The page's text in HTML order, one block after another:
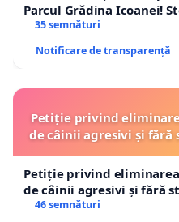
Parcul Grădina Icoanei!
35 semnături
Notificare de transparență
Petiție privind
de câinii agresivi și fără
Petiție privind
de câinii agresivi și fără
46 semnături